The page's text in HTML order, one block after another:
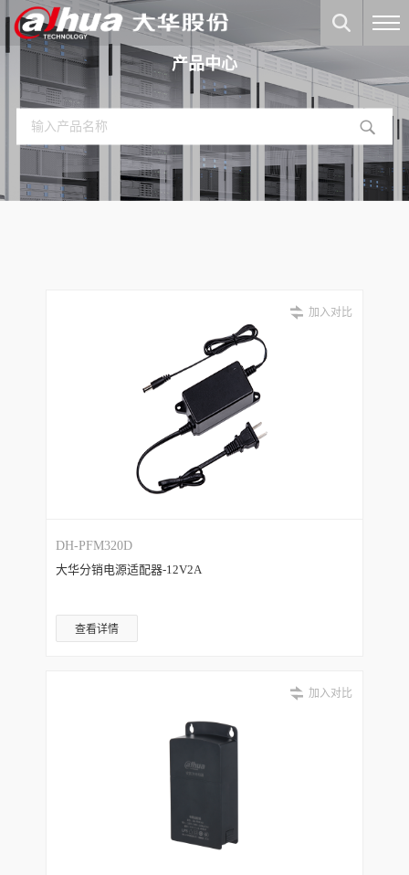
产品中心
加入对比
DH-PFM320D
大华分销电源适配器-12V2A
查看详情
加入对比